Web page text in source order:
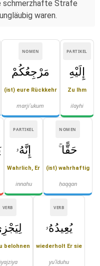
schmerzhafte Strafe
waren.
PARTIKEL
إِلَيْهِ
Zu Ihm
ilayhi
NOMEN
مَرْجِعُكُمْ
(ist) eure Rückkehr
marjiʿukum
NOMEN
حَقًّا ۚ
(ist) wahrhaftig
ḥaqqan
PARTIKEL
إِنَّهُۥ
Wahrlich, Er
innahu
VERB
يُعِيدُهُۥ
wiederholt Er sie
yuʿīduhu
VERB
belohnen